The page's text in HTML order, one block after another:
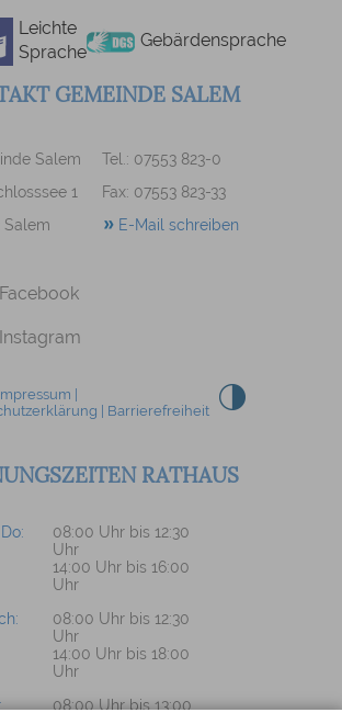
Leichte
Sprache
Gebärdensprache
GEMEINDE SALEM
Salem
Tel.: 07553 823-0
1
Fax: 07553 823-33
Salem
E-Mail schreiben
Facebook
Instagram
Barrierefreiheit
RATHAUS
08:00 Uhr bis 12:30
Uhr
14:00 Uhr bis 16:00
Uhr
08:00 Uhr bis 12:30
Uhr
14:00 Uhr bis 18:00
Uhr
08:00 Uhr bis 13:00